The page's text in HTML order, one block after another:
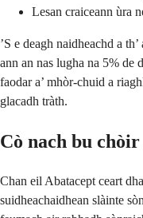
Lesan craiceann ùra
’S e deagh naidheachd a
ann an nas lugha na 5% de
faodar a’ mhòr-chuid a
glacadh tràth.
Cò nach bu
Chan eil Abatacept ceart
suidheachaidhean slàinte